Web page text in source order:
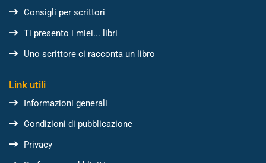
Consigli per scrittori
Ti presento i miei... libri
Uno scrittore ci racconta un libro
Link utili
Informazioni generali
Condizioni di pubblicazione
Privacy